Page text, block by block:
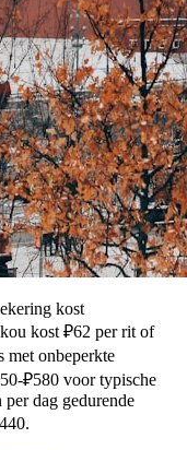
kost
kost ₽62 per rit of
met onbeperkte
₽580 voor typische
dag gedurende